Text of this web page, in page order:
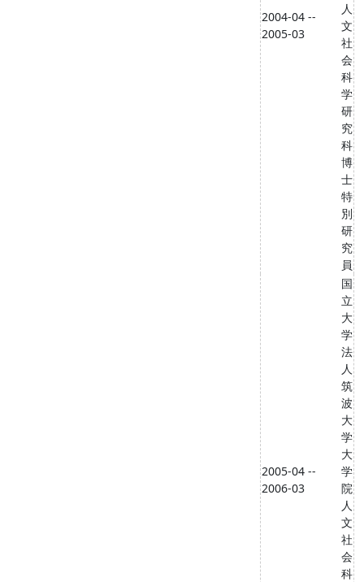
2004-04 --
2005-03
人
文
社
会
科
学
研
究
科
博
士
特
別
研
究
員
2005-04 --
2006-03
国
立
大
学
法
人
筑
波
大
学
大
学
院
人
文
社
会
科